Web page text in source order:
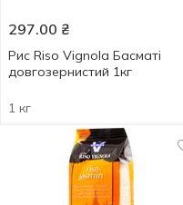
297.00 ₴
Рис Riso Vignola Басматі
довгозернистий 1кг
1 кг